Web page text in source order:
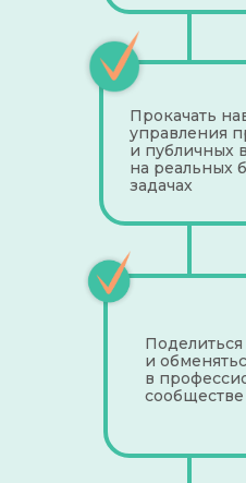
Прокачать
управления
и публичных
на реальных
задачах
и
в
сообществе